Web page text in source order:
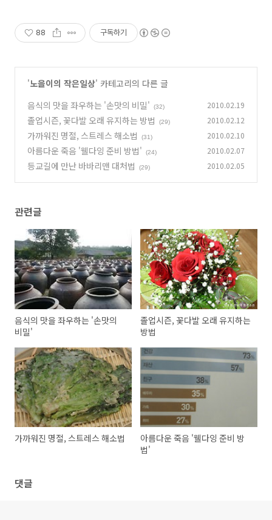
88 구독하기
'노을이의 작은일상' 카테고리의 다른 글
음식의 맛을 좌우하는 '손맛의 비밀'
(32) 2010.02.19
졸업시즌, 꽃다발 오래 유지하는 방법 (29) 2010.02.12
가까워진 명절, 스트레스 해소법 (31) 2010.02.10
아름다운 죽음 '웰다잉 준비 방법' (24) 2010.02.07
등교길에 만난 바바리맨 대처법 (29) 2010.02.05
관련글
음식의 맛을 좌우하는 '손맛의
비밀'
졸업시즌, 꽃다발 오래 유지하는
방법
가까워진 명절, 스트레스 해소법
아름다운 죽음 '웰다잉 준비 방
법'
댓글